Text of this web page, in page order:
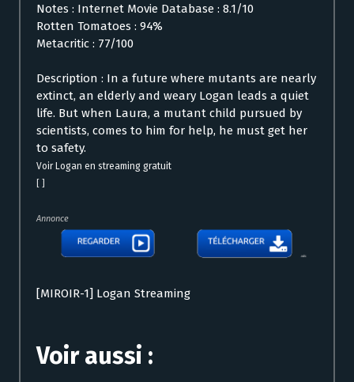
Notes : Internet Movie Database : 8.1/10
Rotten Tomatoes : 94%
Metacritic : 77/100
Description : In a future where mutants are nearly
extinct, an elderly and weary Logan leads a quiet
life. But when Laura, a mutant child pursued by
scientists, comes to him for help, he must get her
to safety.
Voir Logan en streaming gratuit
Annonce
[MIROIR-1] Logan Streaming
Voir aussi :